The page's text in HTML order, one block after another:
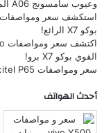
وعيوب سامسونج A06 المبهرة!
بوكو X7 الرائع!
القوي بوكو X7 برو!
سعر ومواصفات itel P65: اكتشف مميزات وعيوب الهاتف الذكي المبتكر!
أحدث الهواتف